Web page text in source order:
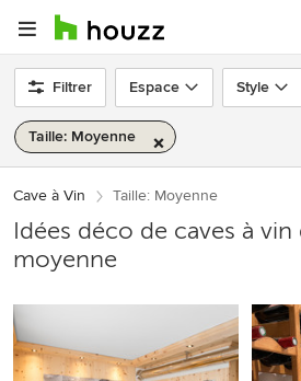
Filtrer Espace Style
Taille: Moyenne
Cave à Vin Taille: Moyenne
Idées déco de caves à vin
moyenne